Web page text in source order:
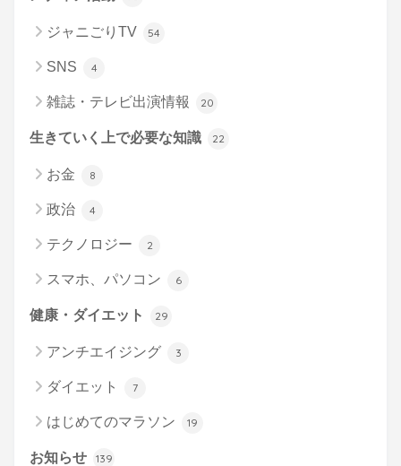
ジャニごりTV 54
SNS 4
雑誌・テレビ出演情報 20
生きていく上で必要な知識 22
お金 8
政治 4
テクノロジー 2
スマホ、パソコン 6
健康・ダイエット 29
アンチエイジング 3
ダイエット 7
はじめてのマラソン 19
お知らせ 139